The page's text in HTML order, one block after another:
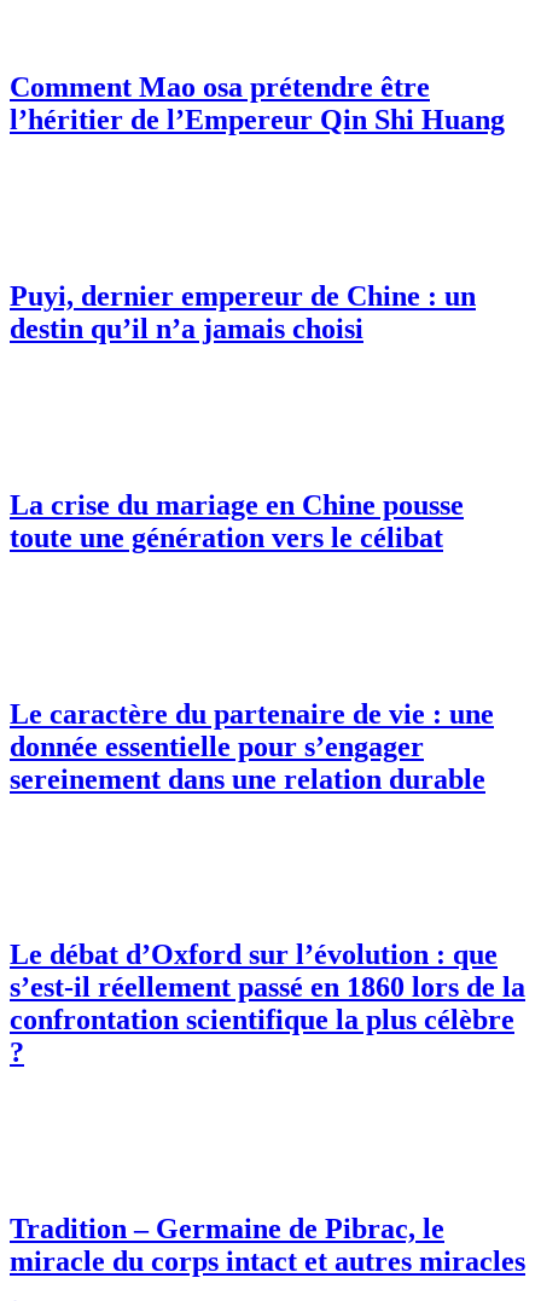
Comment Mao osa prétendre être
l’héritier de l’Empereur Qin Shi Huang
Puyi, dernier empereur de Chine : un
destin qu’il n’a jamais choisi
La crise du mariage en Chine pousse
toute une génération vers le célibat
Le caractère du partenaire de vie : une
donnée essentielle pour s’engager
sereinement dans une relation durable
Le débat d’Oxford sur l’évolution : que
s’est-il réellement passé en 1860 lors de la
confrontation scientifique la plus célèbre
?
Tradition – Germaine de Pibrac, le
miracle du corps intact et autres miracles